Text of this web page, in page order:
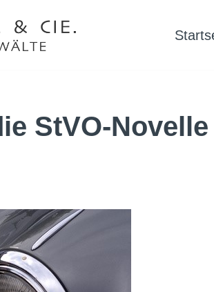
StVO-